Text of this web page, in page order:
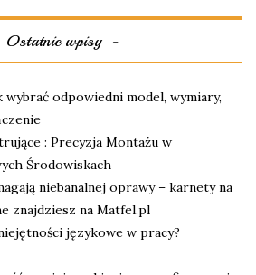
Ostatnie wpisy
wybrać odpowiedni model, wymiary,
: Precyzja Montażu w
Środowiskach
niebanalnej oprawy – karnety na
znajdziesz na Matfel.pl
językowe w pracy?